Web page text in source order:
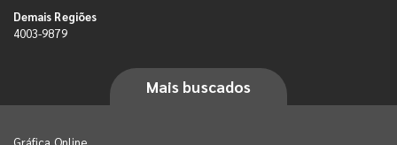
Demais Regiões
4003-9879
Mais buscados
Gráfica Online